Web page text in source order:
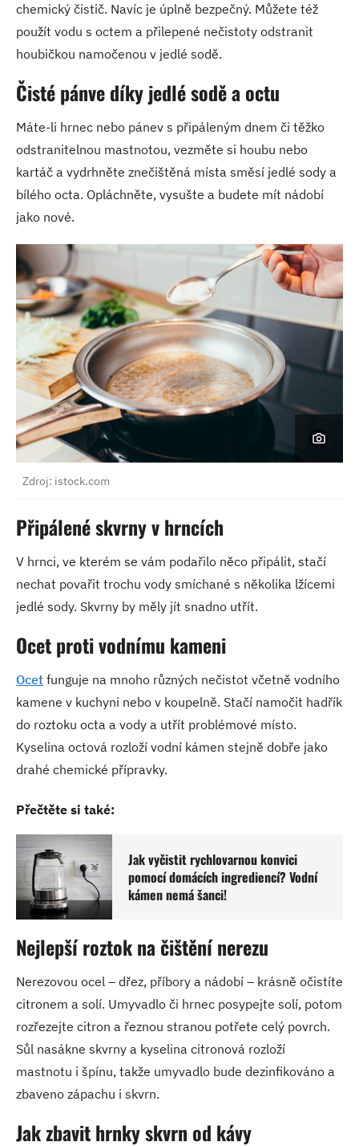
chemický čistič. Navíc je úplně bezpečný. Můžete též
použít vodu s octem a přilepené nečistoty odstranit
houbičkou namočenou v jedlé sodě.
Čisté pánve díky jedlé sodě a octu
Máte-li hrnec nebo pánev s připáleným dnem či těžko
odstranitelnou mastnotou, vezměte si houbu nebo
kartáč a vydrhněte znečištěná místa směsí jedlé sody a
bílého octa. Opláchněte, vysušte a budete mít nádobí
jako nové.
Zdroj: istock.com
Připálené skvrny v hrncích
V hrnci, ve kterém se vám podařilo něco připálit, stačí
nechat povařit trochu vody smíchané s několika lžícemi
jedlé sody. Skvrny by měly jít snadno utřít.
Ocet proti vodnímu kameni
Ocet funguje na mnoho různých nečistot včetně vodního
kamene v kuchyni nebo v koupelně. Stačí namočit hadřík
do roztoku octa a vody a utřít problémové místo.
Kyselina octová rozloží vodní kámen stejně dobře jako
drahé chemické přípravky.
Přečtěte si také:
Jak vyčistit rychlovarnou konvici
pomocí domácích ingrediencí? Vodní
kámen nemá šanci!
Nejlepší roztok na čištění nerezu
Nerezovou ocel – dřez, příbory a nádobí – krásně očistíte
citronem a solí. Umyvadlo či hrnec posypejte solí, potom
rozřezejte citron a řeznou stranou potřete celý povrch.
Sůl nasákne skvrny a kyselina citronová rozloží
mastnotu i špínu, takže umyvadlo bude dezinfikováno a
zbaveno zápachu i skvrn.
Jak zbavit hrnky skvrn od kávy